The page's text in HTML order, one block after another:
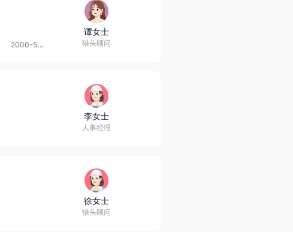
2000-5000人
谭女士
猎头顾问
李女士
人事经理
徐女士
猎头顾问